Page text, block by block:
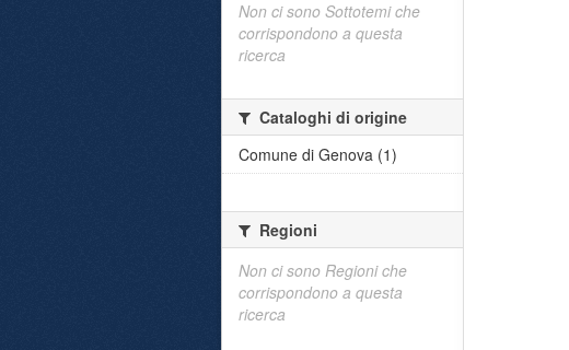
Non ci sono Sottotemi che
corrispondono a questa
ricerca
Cataloghi di origine
Comune di Genova (1)
Regioni
Non ci sono Regioni che
corrispondono a questa
ricerca